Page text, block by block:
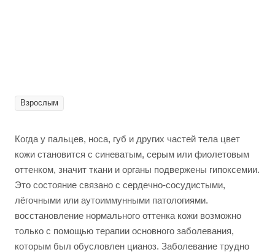
Взрослым
Когда у пальцев, носа, губ и других частей тела цвет
кожи становится с синеватым, серым или фиолетовым
оттенком, значит ткани и органы подвержены гипоксемии.
Это состояние связано с сердечно-сосудистыми,
лёгочными или аутоиммунными патологиями.
восстановление нормального оттенка кожи возможно
только с помощью терапии основного заболевания,
которым был обусловлен цианоз. Заболевание трудно